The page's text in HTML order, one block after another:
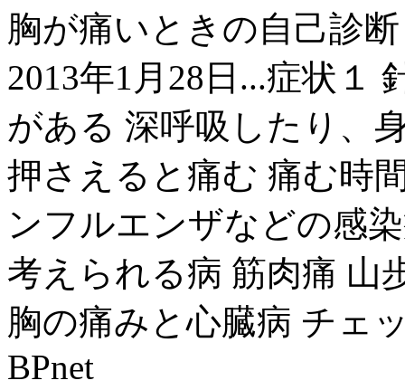
胸が痛いときの自己診
2013年1月28日...症状１
がある 深呼吸したり、
押さえると痛む 痛む時
ンフルエンザなどの感
考えられる病 筋肉痛 山
胸の痛みと心臓病 チェ
BPnet